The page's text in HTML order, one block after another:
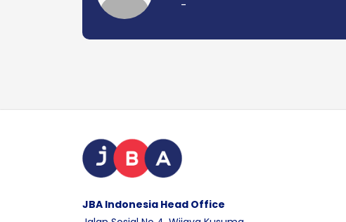
-
JBA Indonesia Head Office